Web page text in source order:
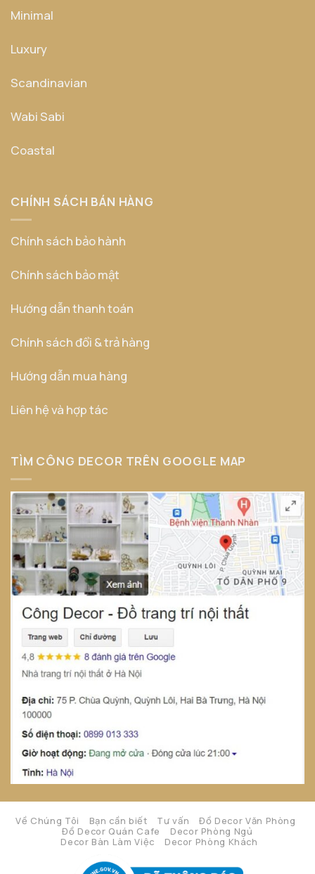
Minimal
Luxury
Scandinavian
Wabi Sabi
Coastal
CHÍNH SÁCH BÁN HÀNG
Chính sách bảo hành
Chính sách bảo mật
Hướng dẫn thanh toán
Chính sách đổi & trả hàng
Hướng dẫn mua hàng
Liên hệ và hợp tác
TÌM CÔNG DECOR TRÊN GOOGLE MAP
Về Chúng Tôi Bạn cần biết Tư vấn
Đồ Decor Văn Phòng
Đồ Decor Quán Cafe
Decor Phòng Ngủ
Decor Bàn Làm Việc
Decor Phòng Khách